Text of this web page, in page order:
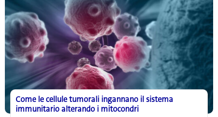
strada
a
progressi
terapeutici
nelle
malattie
cardiache
nel
morbo
di
Alzheimer
Come le cellule tumorali ingannano il sistema
immunitario alterando i mitocondri